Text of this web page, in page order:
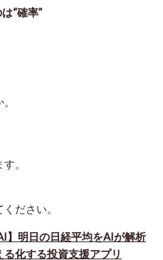
“確率”
。
ださい。
】明日の日経平均をAIが解析
る化する投資支援アプリ